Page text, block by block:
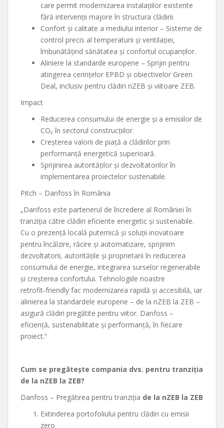
care permit modernizarea instalațiilor existente
fără intervenții majore în structura clădirii.
Confort și calitate a mediului interior – Sisteme de
control precis al temperaturii și ventilației,
îmbunătățind sănătatea și confortul ocupanților.
Aliniere la standarde europene – Sprijin pentru
atingerea cerințelor EPBD și obiectivelor Green
Deal, inclusiv pentru clădiri nZEB și viitoare ZEB.
Impact
Reducerea consumului de energie și a emisiilor de
CO₂ în sectorul construcțiilor.
Creșterea valorii de piață a clădirilor prin
performanță energetică superioară.
Sprijinirea autorităților și dezvoltatorilor în
implementarea proiectelor sustenabile.
Pitch – Danfoss în România
„Danfoss este partenerul de încredere al României în
tranziția către clădiri eficiente energetic și sustenabile.
Cu o prezență locală puternică și soluții inovatoare
pentru încălzire, răcire și automatizare, sprijinim
dezvoltatorii, autoritățile și proprietarii în reducerea
consumului de energie, integrarea surselor regenerabile
și creșterea confortului. Tehnologiile noastre
retrofit‑friendly fac modernizarea rapidă și accesibilă, iar
alinierea la standardele europene – de la nZEB la ZEB –
asigură clădiri pregătite pentru viitor. Danfoss –
eficiență, sustenabilitate și performanță, în fiecare
proiect.”
Cum se pregătește compania dvs. pentru tranziția
de la nZEB la ZEB?
Danfoss – Pregătirea pentru tranziția de la nZEB la ZEB
Extinderea portofoliului pentru clădiri cu emisii
zero